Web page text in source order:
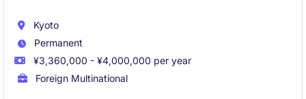
Kyoto
Permanent
¥3,360,000 - ¥4,000,000 per year
Foreign Multinational